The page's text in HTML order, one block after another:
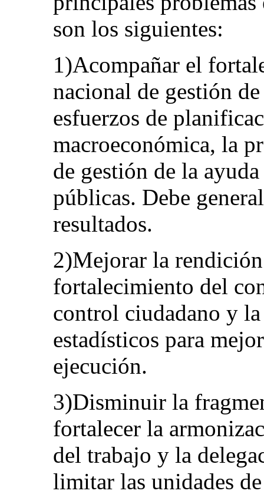
son los siguientes:
1)Acompañar el
nacional de gestión
esfuerzos de
macroeconómica, la
de gestión de la
públicas. Debe
resultados.
2)Mejorar la
fortalecimiento del
control ciudadano y
estadísticos para
ejecución.
3)Disminuir la
fortalecer la
del trabajo y la
limitar las unidades